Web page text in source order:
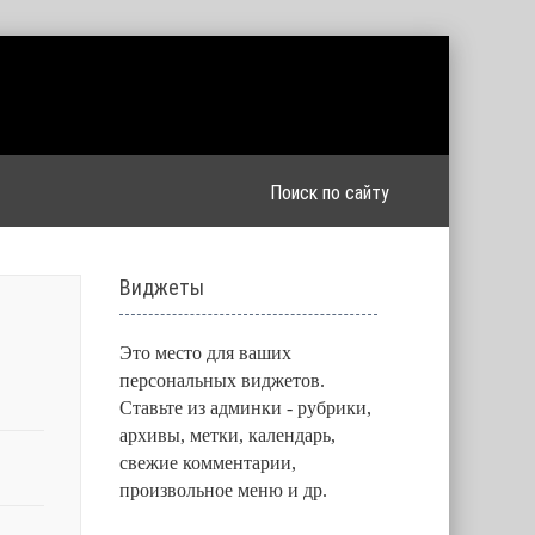
Виджеты
Это место для ваших
персональных виджетов.
Ставьте из админки - рубрики,
архивы, метки, календарь,
свежие комментарии,
произвольное меню и др.